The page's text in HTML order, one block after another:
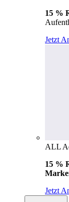
15 %
Jetzt
ALL
15 %
Jetzt